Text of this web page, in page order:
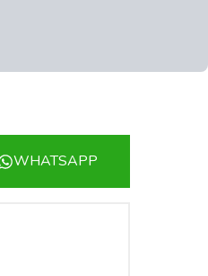
WHATSAPP